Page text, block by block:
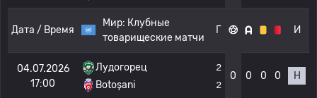
Дата / Время
Мир: Клубные
товарищеские матчи
Г И
04.07.2026
17:00
Лудогорец
Botoșani
2
2
0 0 0 0 Н